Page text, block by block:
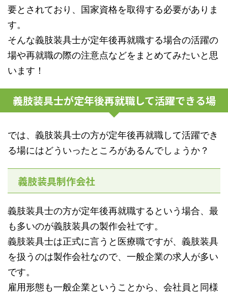
要とされており、国家資格を取得する必要がありま
す。
そんな義肢装具士が定年後再就職する場合の活躍の
場や再就職の際の注意点などをまとめてみたいと思
います！
義肢装具士が定年後再就職して活躍できる場
では、義肢装具士の方が定年後再就職して活躍でき
る場にはどういったところがあるんでしょうか？
義肢装具制作会社
義肢装具士の方が定年後再就職するという場合、最
も多いのが義肢装具の製作会社です。
義肢装具士は正式に言うと医療職ですが、義肢装具
を扱うのは製作会社なので、一般企業の求人が多い
です。
雇用形態も一般企業ということから、会社員と同様